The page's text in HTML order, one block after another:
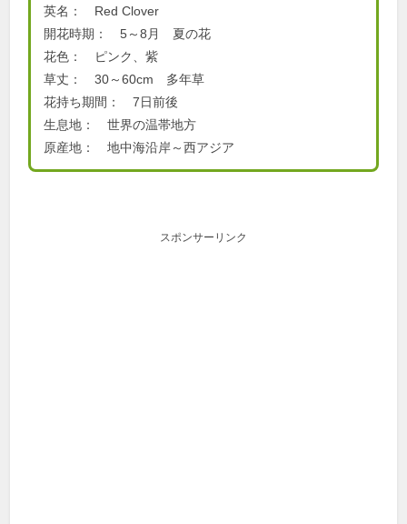
英名： Red Clover
開花時期： 5～8月 夏の花
花色： ピンク、紫
草丈： 30～60cm 多年草
花持ち期間： 7日前後
生息地： 世界の温帯地方
原産地： 地中海沿岸～西アジア
スポンサーリンク